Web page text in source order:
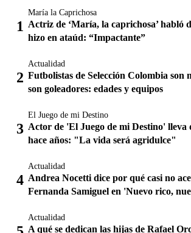
María la Caprichosa
Actriz de ‘María, la caprichosa’ habló
hizo en ataúd: “Impactante”
Actualidad
Futbolistas de Selección Colombia son
son goleadores: edades y equipos
El Juego de mi Destino
Actor de 'El Juego de mi Destino' lleva
hace años: "La vida será agridulce"
Actualidad
Andrea Nocetti dice por qué casi no
Fernanda Samiguel en 'Nuevo rico,
Actualidad
A qué se dedican las hijas de Rafael